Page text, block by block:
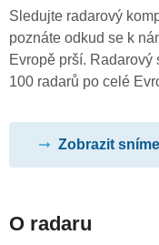
Sledujte radarový
poznáte odkud se k
Evropě prší.
100 radarů po celé
Zobrazit
O radaru